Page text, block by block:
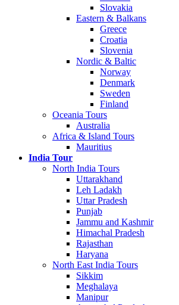
Slovakia
Eastern & Balkans
Greece
Croatia
Slovenia
Nordic & Baltic
Norway
Denmark
Sweden
Finland
Oceania Tours
Australia
Africa & Island Tours
Mauritius
India Tour
North India Tours
Uttarakhand
Leh Ladakh
Uttar Pradesh
Punjab
Jammu and Kashmir
Himachal Pradesh
Rajasthan
Haryana
North East India Tours
Sikkim
Meghalaya
Manipur